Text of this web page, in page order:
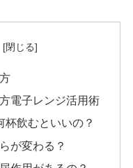
電子レンジ活用術
杯飲むといいの？
が変わる？